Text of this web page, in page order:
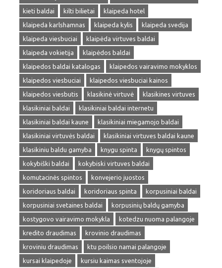
kieti baldai
kilti bilietai
klaipeda hotel
klaipeda karlshamnas
klaipeda kylis
klaipeda svedija
klaipeda viesbuciai
klaipėda virtuves baldai
klaipeda vokietija
klaipėdos baldai
klaipedos baldai katalogas
klaipedos vairavimo mokyklos
klaipedos viesbuciai
klaipedos viesbuciai kainos
klaipedos viesbutis
klasikinė virtuvė
klasikines virtuves
klasikiniai baldai
klasikiniai baldai internetu
klasikiniai baldai kaune
klasikiniai miegamojo baldai
klasikiniai virtuvės baldai
klasikiniai virtuves baldai kaune
klasikiniu baldu gamyba
knygu spinta
knygų spintos
kokybiški baldai
kokybiski virtuves baldai
komutacinės spintos
konvejerio juostos
koridoriaus baldai
koridoriaus spinta
korpusiniai baldai
korpusiniai svetaines baldai
korpusinių baldų gamyba
kostygovo vairavimo mokykla
kotedzu nuoma palangoje
kredito draudimas
krovinio draudimas
kroviniu draudimas
ktu poilsio namai palangoje
kursai klaipedoje
kursiu kaimas sventojoje